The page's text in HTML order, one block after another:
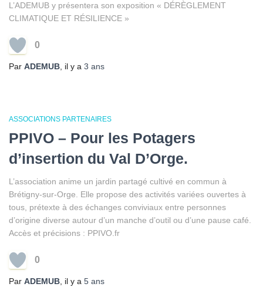
L’ADEMUB y présentera son exposition « DÉRÈGLEMENT
CLIMATIQUE ET RÉSILIENCE »
0
Par ADEMUB , il y a 3 ans
ASSOCIATIONS PARTENAIRES
PPIVO – Pour les Potagers
d’insertion du Val D’Orge.
L’association anime un jardin partagé cultivé en commun à
Brétigny-sur-Orge. Elle propose des activités variées ouvertes à
tous, prétexte à des échanges conviviaux entre personnes
d’origine diverse autour d’un manche d’outil ou d’une pause café.
Accès et précisions : PPIVO.fr
0
Par ADEMUB , il y a 5 ans